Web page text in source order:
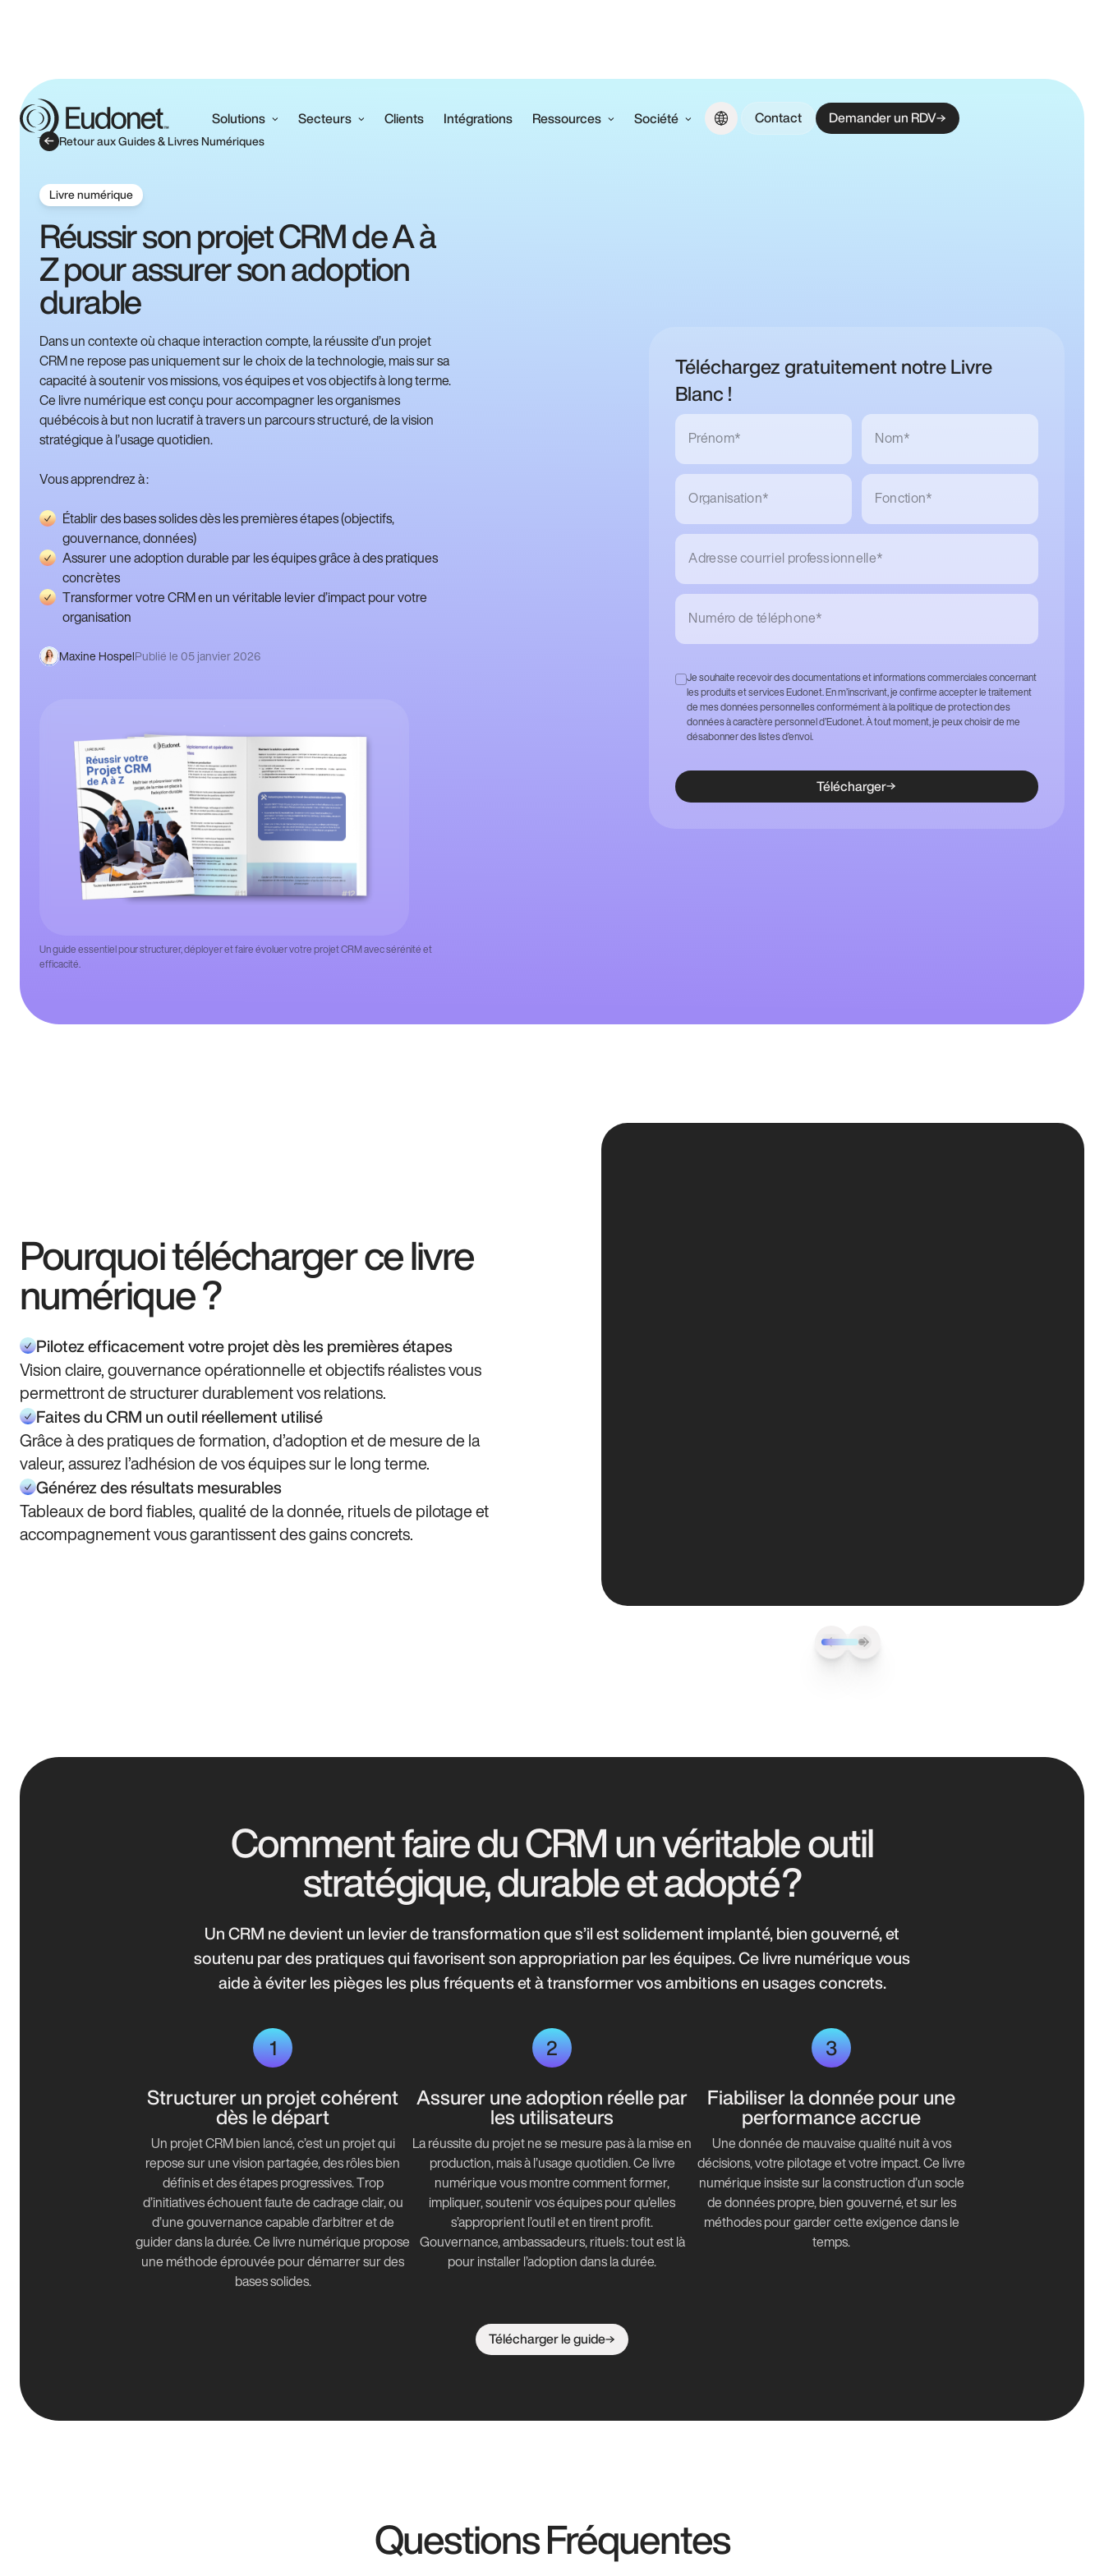
Solutions Secteurs Clients Intégrations Ressources Société Contact Demander un RDV
Retour aux Guides & Livres Numériques
Livre numérique
Réussir son projet CRM de A à
Z pour assurer son adoption
durable
Dans un contexte où chaque interaction compte, la réussite d’un projet
CRM ne repose pas uniquement sur le choix de la technologie, mais sur sa
capacité à soutenir vos missions, vos équipes et vos objectifs à long terme.
Ce livre numérique est conçu pour accompagner les organismes
québécois à but non lucratif à travers un parcours structuré, de la vision
stratégique à l’usage quotidien.
Vous apprendrez à :
Établir des bases solides dès les premières étapes (objectifs,
gouvernance, données)
Assurer une adoption durable par les équipes grâce à des pratiques
concrètes
Transformer votre CRM en un véritable levier d’impact pour votre
organisation
Maxine HospelPublié le 05 janvier 2026
Un guide essentiel pour structurer, déployer et faire évoluer votre projet CRM avec sérénité et
efficacité.
Téléchargez gratuitement notre Livre
Blanc !
Prénom* Nom*
Organisation* Fonction*
Adresse courriel professionnelle*
Numéro de téléphone*
Je souhaite recevoir des documentations et informations commerciales concernant
les produits et services Eudonet. En m’inscrivant, je confirme accepter le traitement
de mes données personnelles conformément à la politique de protection des
données à caractère personnel d’Eudonet. À tout moment, je peux choisir de me
désabonner des listes d’envoi.
Télécharger
Pourquoi télécharger ce livre
numérique ?
Pilotez efficacement votre projet dès les premières étapes
Vision claire, gouvernance opérationnelle et objectifs réalistes vous
permettront de structurer durablement vos relations.
Faites du CRM un outil réellement utilisé
Grâce à des pratiques de formation, d’adoption et de mesure de la
valeur, assurez l’adhésion de vos équipes sur le long terme.
Générez des résultats mesurables
Tableaux de bord fiables, qualité de la donnée, rituels de pilotage et
accompagnement vous garantissent des gains concrets.
Comment faire du CRM un véritable outil
stratégique, durable et adopté ?
Un CRM ne devient un levier de transformation que s’il est solidement implanté, bien gouverné, et
soutenu par des pratiques qui favorisent son appropriation par les équipes. Ce livre numérique vous
aide à éviter les pièges les plus fréquents et à transformer vos ambitions en usages concrets.
1
Structurer un projet cohérent
dès le départ
Un projet CRM bien lancé, c’est un projet qui
repose sur une vision partagée, des rôles bien
définis et des étapes progressives. Trop
d’initiatives échouent faute de cadrage clair, ou
d’une gouvernance capable d’arbitrer et de
guider dans la durée. Ce livre numérique propose
une méthode éprouvée pour démarrer sur des
bases solides.
2
Assurer une adoption réelle par
les utilisateurs
La réussite du projet ne se mesure pas à la mise en
production, mais à l’usage quotidien. Ce livre
numérique vous montre comment former,
impliquer, soutenir vos équipes pour qu’elles
s’approprient l’outil et en tirent profit.
Gouvernance, ambassadeurs, rituels : tout est là
pour installer l’adoption dans la durée.
3
Fiabiliser la donnée pour une
performance accrue
Une donnée de mauvaise qualité nuit à vos
décisions, votre pilotage et votre impact. Ce livre
numérique insiste sur la construction d’un socle
de données propre, bien gouverné, et sur les
méthodes pour garder cette exigence dans le
temps.
Télécharger le guide
Questions Fréquentes